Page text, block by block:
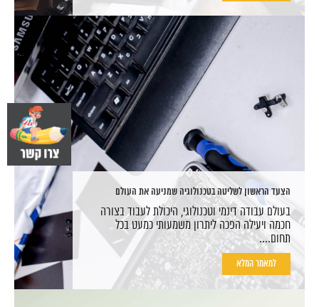
הצעד הראשון לשליטה בטכנולוגיה שמניעה את העולם
בעולם עבודה דינמי וטכנולוגי, היכולת לעבוד בצורה
חכמה ויעילה הפכה ליתרון משמעותי כמעט בכל
תחום....
למאמר המלא